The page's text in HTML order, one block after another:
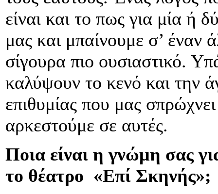
είναι και το πως για μία ή
μας και μπαίνουμε σ’ έναν
σίγουρα πιο ουσιαστικό.
καλύψουν το κενό και την
επιθυμίας που μας
αρκεστούμε σε αυτές.
Ποια είναι η γνώμη σας
το θέατρο «Επί Σκηνής»;